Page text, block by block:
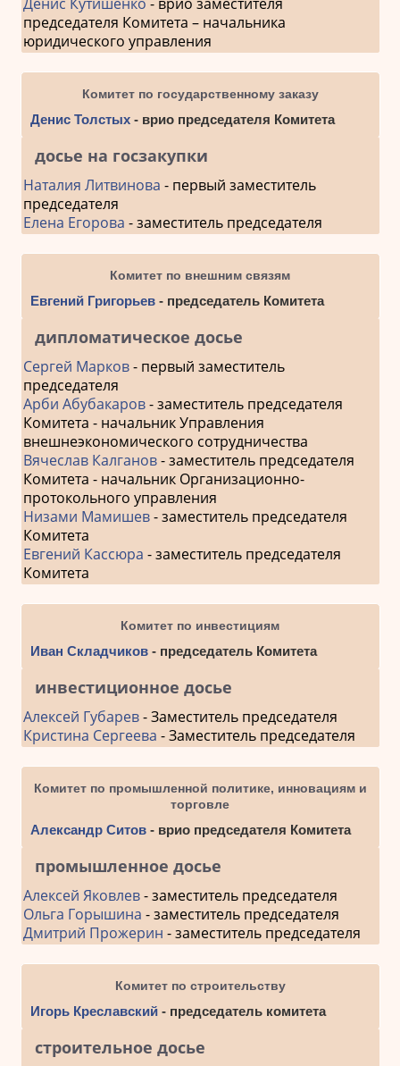
председателя Комитета – начальника
юридического управления
Комитет по государственному заказу
Денис Толстых- врио председателя Комитета
досье на госзакупки
Наталия Литвинова - первый заместитель
председателя
Елена Егорова - заместитель председателя
Комитет по внешним связям
Евгений Григорьев- председатель Комитета
дипломатическое досье
Сергей Марков- первый заместитель
председателя
Арби Абубакаров- заместитель председателя
Комитета - начальник Управления
внешнеэкономического сотрудничества
Вячеслав Калганов- заместитель председателя
Комитета - начальник Организационно-
протокольного управления
Низами Мамишев- заместитель председателя
Комитета
Евгений Кассюра - заместитель председателя
Комитета
Комитет по инвестициям
Иван Складчиков- председатель Комитета
инвестиционное досье
Алексей Губарев- Заместитель председателя
Кристина Сергеева - Заместитель председателя
Комитет по промышленной политике, инновациям и
торговле
Александр Ситов- врио председателя Комитета
промышленное досье
Алексей Яковлев- заместитель председателя
Ольга Горышина - заместитель председателя
Дмитрий Прожерин - заместитель председателя
Комитет по строительству
Игорь Креславский - председатель комитета
строительное досье